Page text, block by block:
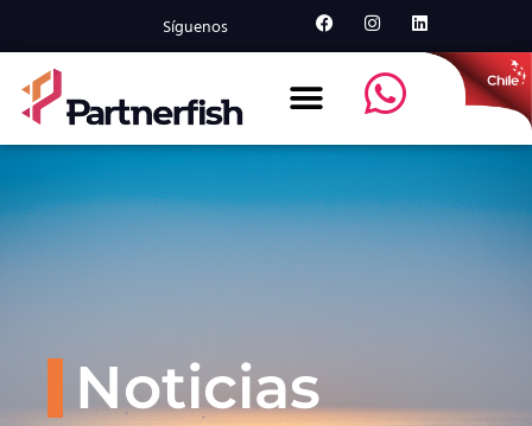
Síguenos
Noticias